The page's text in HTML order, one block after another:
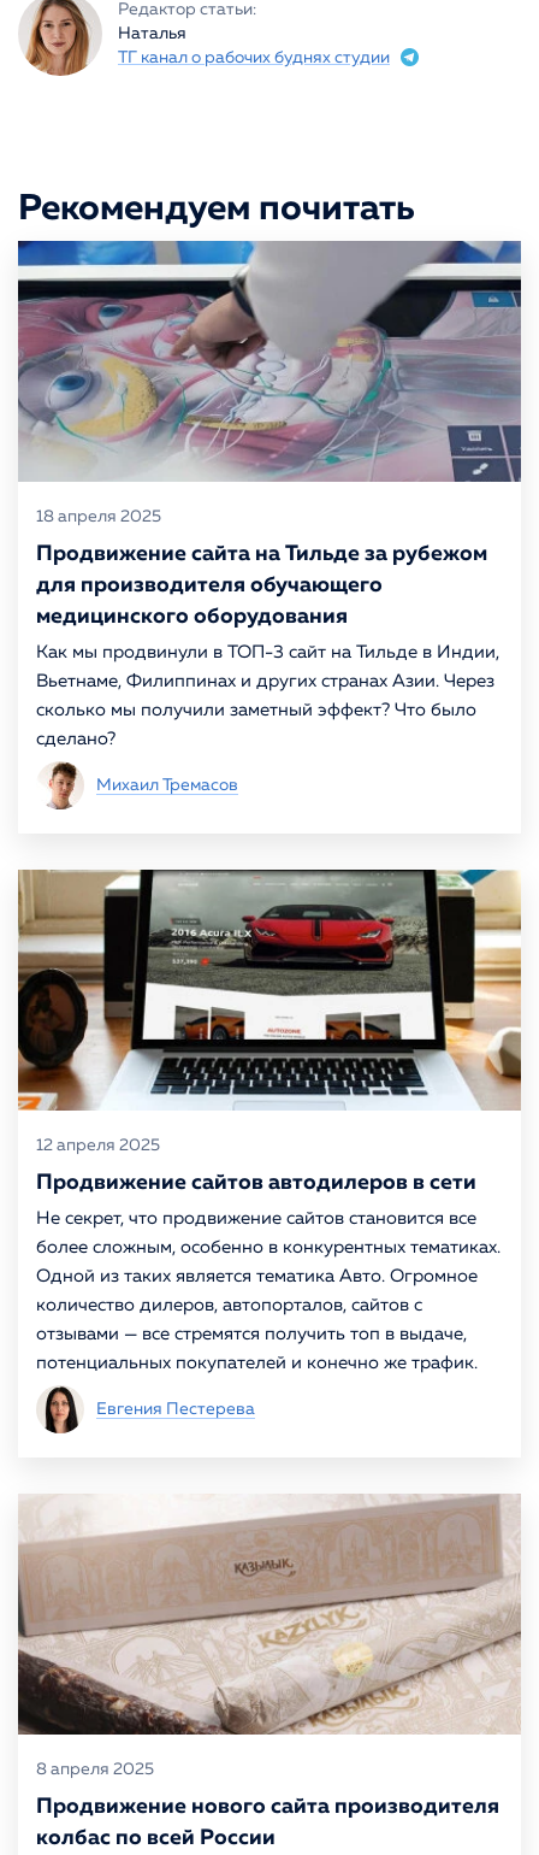
Редактор статьи:
Наталья
ТГ канал о рабочих буднях студии
Рекомендуем почитать
18 апреля 2025
Продвижение сайта на Тильде за рубежом
для производителя обучающего
медицинского оборудования
Как мы продвинули в ТОП-3 сайт на Тильде в Индии,
Вьетнаме, Филиппинах и других странах Азии. Через
сколько мы получили заметный эффект? Что было
сделано?
Михаил Тремасов
12 апреля 2025
Продвижение сайтов автодилеров в сети
Не секрет, что продвижение сайтов становится все
более сложным, особенно в конкурентных тематиках.
Одной из таких является тематика Авто. Огромное
количество дилеров, автопорталов, сайтов с
отзывами — все стремятся получить топ в выдаче,
потенциальных покупателей и конечно же трафик.
Евгения Пестерева
8 апреля 2025
Продвижение нового сайта производителя
колбас по всей России